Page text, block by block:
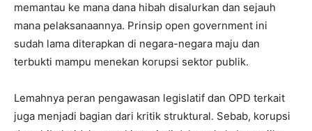
memantau ke mana dana hibah disalurkan dan sejauh
mana pelaksanaannya. Prinsip open government ini
sudah lama diterapkan di negara-negara maju dan
terbukti mampu menekan korupsi sektor publik.
Lemahnya peran pengawasan legislatif dan OPD terkait
juga menjadi bagian dari kritik struktural. Sebab, korupsi